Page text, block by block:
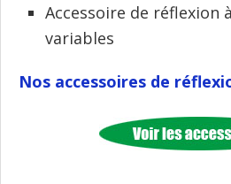
Accessoire de réflexion
variables
Nos accessoires de